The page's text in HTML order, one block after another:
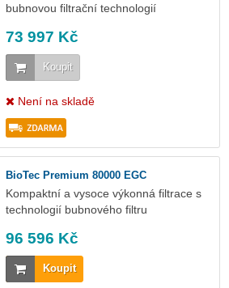
bubnovou filtrační technologií
73 997 Kč
Koupit
Není na skladě
BioTec Premium 80000 EGC
Kompaktní a vysoce výkonná filtrace s
technologií bubnového filtru
96 596 Kč
Koupit